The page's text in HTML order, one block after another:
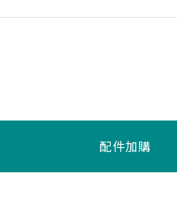
配件加購